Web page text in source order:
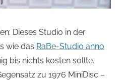
Dieses Studio in der
wie das RaBe-Studio anno
bis nichts kosten sollte.
zu 1976 MiniDisc –